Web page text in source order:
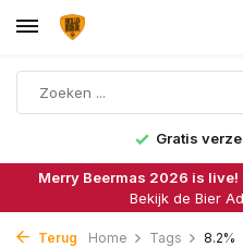
Gratis
Merry Beermas 2026 is live!
Bekijk de Bier
Terug Home Tags 8.2%